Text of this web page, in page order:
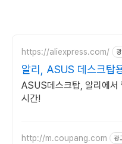
https://aliexpress.com/
알리, ASUS 데스크탑
만나요
ASUS데스크탑, 알리에서
시간!
http://m.coupang.com 광